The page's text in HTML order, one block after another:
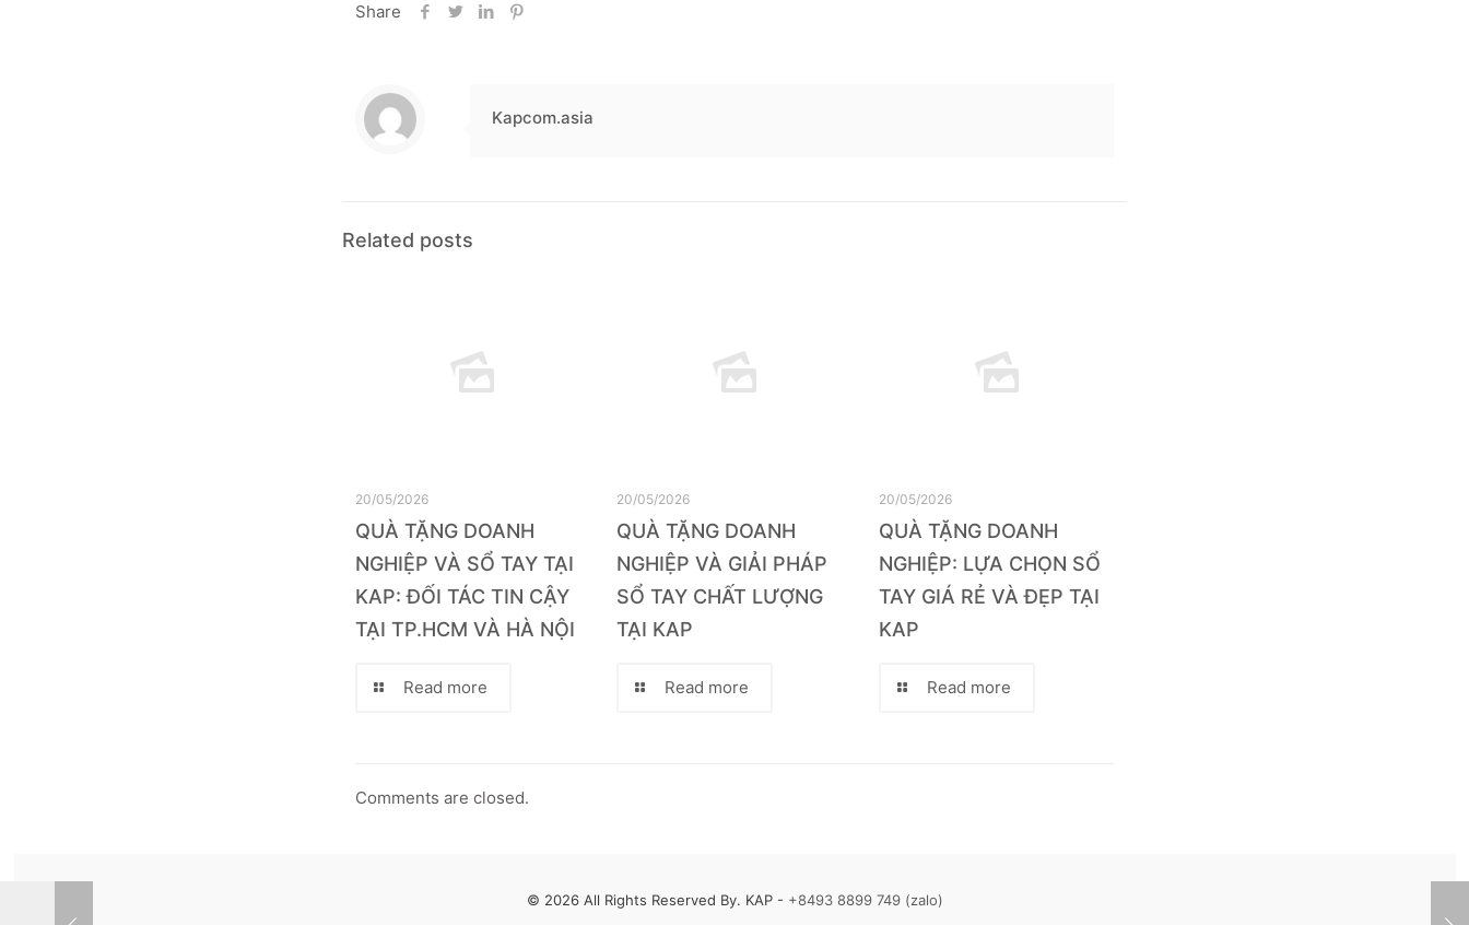
Share
Kapcom.asia
Related posts
20/05/2026
QUÀ TẶNG DOANH
NGHIỆP VÀ SỔ TAY TẠI
KAP: ĐỐI TÁC TIN CẬY
TẠI TP.HCM VÀ HÀ NỘI
Read more
20/05/2026
QUÀ TẶNG DOANH
NGHIỆP VÀ GIẢI PHÁP
SỔ TAY CHẤT LƯỢNG
TẠI KAP
Read more
20/05/2026
QUÀ TẶNG DOANH
NGHIỆP: LỰA CHỌN SỔ
TAY GIÁ RẺ VÀ ĐẸP TẠI
KAP
Read more
Comments are closed.
© 2026 All Rights Reserved By. KAP - +8493 8899 749 (zalo)